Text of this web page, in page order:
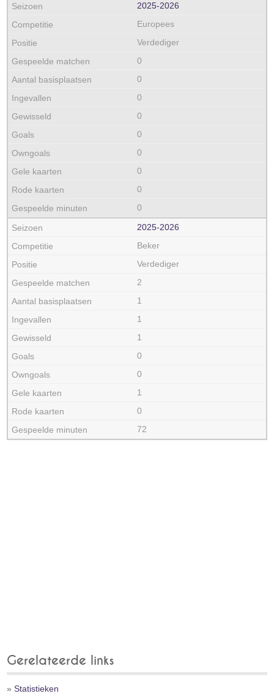
2025‑2026
Europees
Verdediger
0
0
0
0
0
0
0
0
0
2025‑2026
Beker
Verdediger
2
1
1
1
0
0
1
0
72
Gerelateerde links
»Statistieken